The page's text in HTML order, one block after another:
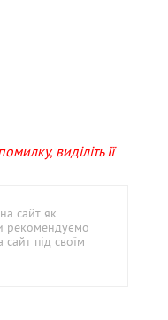
виділіть її
сайт як
рекомендуємо
під своїм